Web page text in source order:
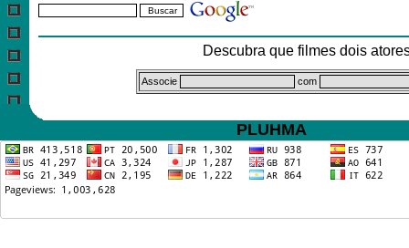
Descubra que filmes dois
Associe com
PLUHMA